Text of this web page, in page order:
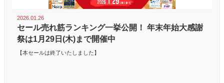
2026.01.26
セール売れ筋ランキング一挙公開！ 年末年始大感謝
祭は1月29日(木)まで開催中
【本セールは終了いたしました】